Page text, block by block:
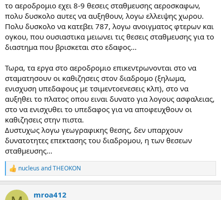
το αεροδρομιο εχει 8-9 θεσεις σταθμευσης αεροσκαφων,
πολυ δυσκολο αυτες να αυξηθουν, λογω ελλειψης χωρου.
Πολυ δυσκολο να κατεβει 787, λογω ανοιγματος φτερων και
ογκου, που ουσιαστικα μειωνει τις θεσεις σταθμευσης για το
διαστημα που βρισκεται στο εδαφος...
Τωρα, τα εργα στο αεροδρομιο επικεντρωνονται στο να
σταματησουν οι καθιζησεις στον διαδρομο (ξηλωμα,
ενισχυση υπεδαφους με τσιμεντοενεσεις κλπ), στο να
αυξηθει το πλατος οπου ειναι δυνατο για λογους ασφαλειας,
στο να ενισχυθει το υπεδαφος για να αποφευχθουν οι
καθιζησεις στην πιστα.
Δυστυχως λογω γεωγραφικης θεσης, δεν υπαρχουν
δυνατοτητες επεκτασης του διαδρομου, η των θεσεων
σταθμευσης...
R
e
c
nucleus andTHEOKON
mroa412